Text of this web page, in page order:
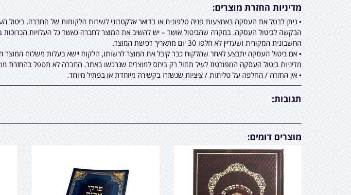
מדיניות החזרת מוצרים:
• ניתן לבטל את העסקה באמצעות פניה טלפונית או בדואר אלקטרוני לשירות הלקוחות של החברה.
הבקשה לביטול העסקה. במקרה שהביטול אושר – יש להשיב את המוצר לחברה כאשר כל העלויות
החשבונית המקורית ושעדיין לא חלפו 30 יום מתאריך רכישת המוצר.
• אם ביטול העסקה יתבצע לאחר שהלקוח כבר קיבל את המוצר לרשותו, הלקוח יישא בעלות משלוח המוצר
מדיניות ביטול העסקה המפורטת לעיל תחול רק ביחס למוצרים שנרכשו באתר. החברה לא תטפל בהחזרת
• אין החזרה / החלפה על טליתות / ציציות שנשזרו בקשירה מיוחדת או בפתיל מיוחד.
תגובות:
מוצרים דומים: